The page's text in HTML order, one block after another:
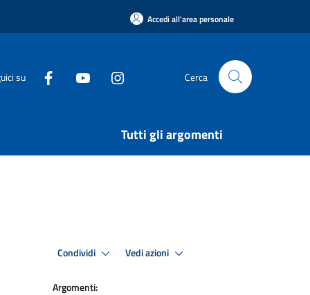
Accedi all'area personale
su Cerca
Tutti gli argomenti
Condividi Vedi azioni
Argomenti: